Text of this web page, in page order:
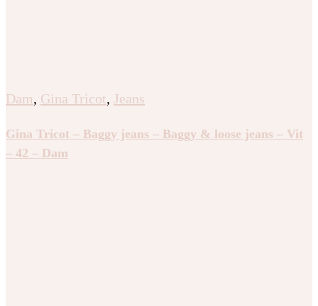
Dam, Gina Tricot, Jeans
Gina Tricot – Baggy jeans – Baggy & loose jeans – Vit
– 42 – Dam